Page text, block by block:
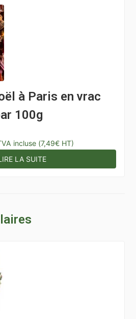
à Paris en vrac
100g
incluse (7,49€HT)
LA SUITE